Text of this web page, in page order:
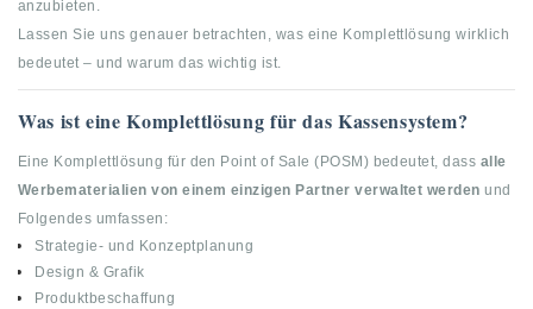
anzubieten.
Lassen Sie uns genauer betrachten, was eine Komplettlösung wirklich
bedeutet – und warum das wichtig ist.
Was ist eine Komplettlösung für das Kassensystem?
Eine Komplettlösung für den Point of Sale (POSM) bedeutet, dass alle
Werbematerialien von einem einzigen Partner verwaltet werden und
Folgendes umfassen:
Strategie- und Konzeptplanung
Design & Grafik
Produktbeschaffung